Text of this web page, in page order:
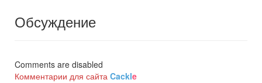
Обсуждение
Comments are disabled
Комментарии для сайта Cackle